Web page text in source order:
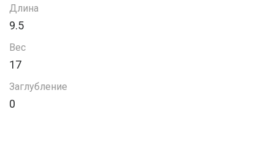
Длина
9.5
Вес
17
Заглубление
0